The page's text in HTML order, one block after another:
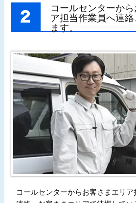
コールセンターか
ア担当作業員へ連
ます。
コールセンターからお客さまエリ